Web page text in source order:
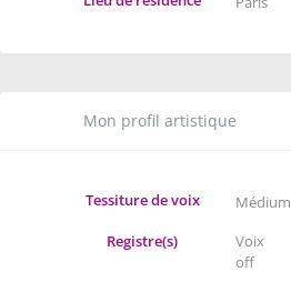
Mon profil artistique
Tessiture de voix
Médium
Registre(s)
Voix
off